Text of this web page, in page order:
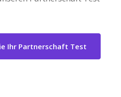
Ihr Partnerschaft Test